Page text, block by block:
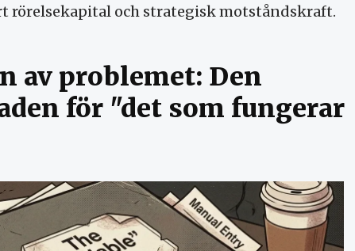
rörelsekapital och strategisk motståndskraft.
av problemet: Den
för "det som fungerar